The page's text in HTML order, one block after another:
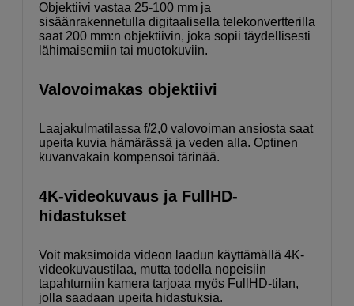
Objektiivi vastaa 25-100 mm ja
sisäänrakennetulla digitaalisella telekonvertterilla
saat 200 mm:n objektiivin, joka sopii täydellisesti
lähimaisemiin tai muotokuviin.
Valovoimakas objektiivi
Laajakulmatilassa f/2,0 valovoiman ansiosta saat
upeita kuvia hämärässä ja veden alla. Optinen
kuvanvakain kompensoi tärinää.
4K-videokuvaus ja FullHD-
hidastukset
Voit maksimoida videon laadun käyttämällä 4K-
videokuvaustilaa, mutta todella nopeisiin
tapahtumiin kamera tarjoaa myös FullHD-tilan,
jolla saadaan upeita hidastuksia.